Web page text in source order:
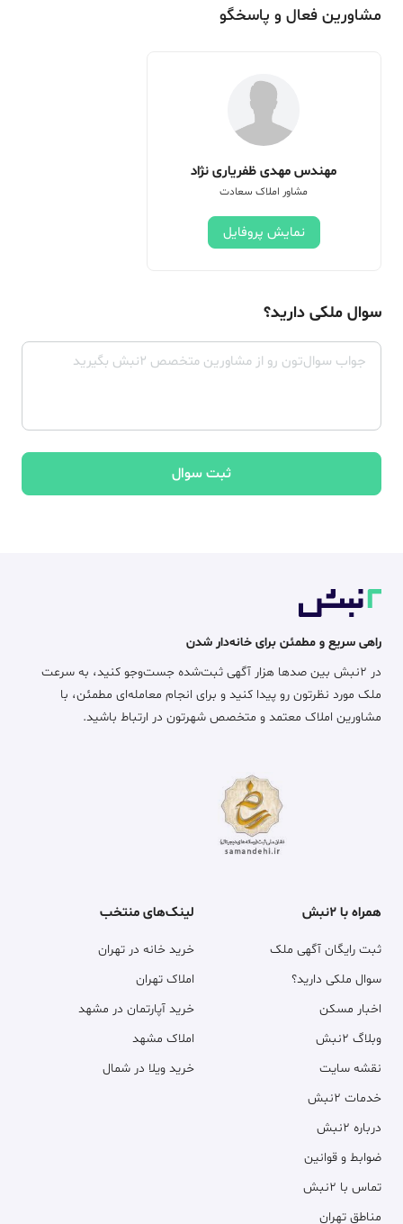
مشاورین فعال و پاسخگو
مهندس مهدی ظفریاری نژاد
مشاور املاک سعادت
نمایش پروفایل
سوال ملکی دارید؟
ثبت سوال
راهی سریع و مطمئن برای خانه‌دار شدن
در ۲نبش بین صدها هزار آگهی ثبت‌شده جست‌وجو کنید، به سرعت
ملک مورد نظرتون رو پیدا کنید و برای انجام معامله‌ای مطمئن، با
مشاورین املاک معتمد و متخصص شهرتون در ارتباط باشید.
همراه با ۲نبش
ثبت رایگان آگهی ملک
سوال ملکی دارید؟
اخبار مسکن
وبلاگ ۲نبش
نقشه سایت
خدمات ۲نبش
درباره ۲نبش
ضوابط و قوانین
تماس با ۲نبش
مناطق تهران
لینک‌های منتخب
خرید خانه در تهران
املاک تهران
خرید آپارتمان در مشهد
املاک مشهد
خرید ویلا در شمال